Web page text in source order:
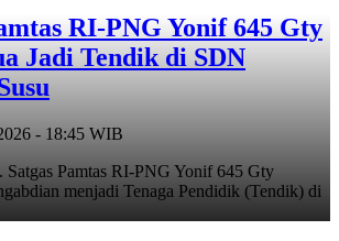
RI-PNG Yonif 645 Gty
Jadi Tendik di SDN
- 18:45 WIB
Satgas Pamtas RI-PNG Yonif 645 Gty
menjadi Tenaga Pendidik (Tendik) di